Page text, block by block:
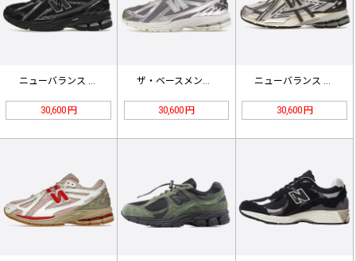
ニューバランス M1906RCH ブ…
30,600 円
ザ・ベースメント × ニューバランス…
30,600 円
ニューバランス M1906AD シル…
30,600 円